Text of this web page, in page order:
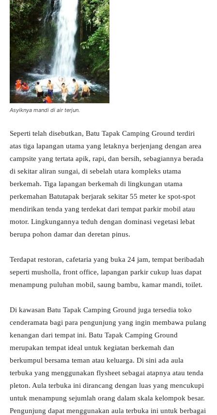
Asyiknya mandi di air terjun.
Seperti telah disebutkan, Batu Tapak Camping Ground terdiri
atas tiga lapangan utama yang letaknya berjenjang dengan area
campsite yang tertata apik, rapi, dan bersih, sebagiannya berada
di sekitar aliran sungai, di sebelah utara kompleks utama
berkemah. Tiga lapangan berkemah di lingkungan utama
perkemahan Batutapak berjarak sekitar 55 meter ke spot-spot
mendirikan tenda yang terdekat dari tempat parkir mobil atau
motor. Lingkungannya teduh dengan dominasi vegetasi lebat
berupa pohon damar dan deretan pinus.
Terdapat restoran, cafetaria yang buka 24 jam, tempat beribadah
seperti musholla, front office, lapangan parkir cukup luas dapat
menampung puluhan mobil, saung bambu, kamar mandi, toilet.
Di kawasan Batu Tapak Camping Ground juga tersedia toko
cenderamata bagi para pengunjung yang ingin membawa pulang
kenangan dari tempat ini. Batu Tapak Camping Ground
merupakan tempat ideal untuk kegiatan berkemah dan
berkumpul bersama teman atau keluarga. Di sini ada aula
terbuka yang menggunakan flysheet sebagai atapnya atau tenda
pleton. Aula terbuka ini dirancang dengan luas yang mencukupi
untuk menampung sejumlah orang dalam skala kelompok besar.
Pengunjung dapat menggunakan aula terbuka ini untuk berbagai